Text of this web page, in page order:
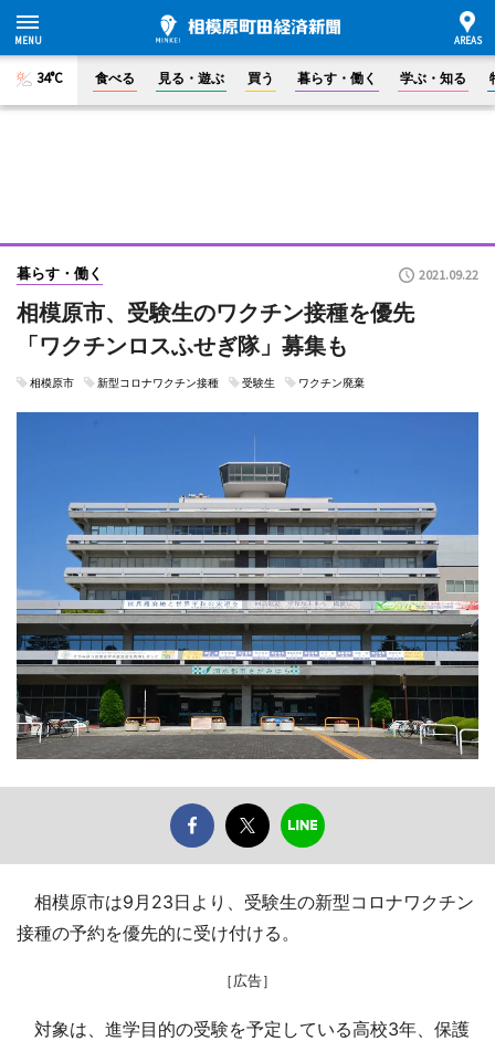
34°C 食べる 見る・遊ぶ 買う 暮らす・働く 学ぶ・知る
暮らす・働く 2021.09.22
相模原市、受験生のワクチン接種を優先
「ワクチンロスふせぎ隊」募集も
相模原市 新型コロナワクチン接種 受験生 ワクチン廃棄
相模原市は9月23日より、受験生の新型コロナワクチン
接種の予約を優先的に受け付ける。
［広告］
対象は、進学目的の受験を予定している高校3年、保護